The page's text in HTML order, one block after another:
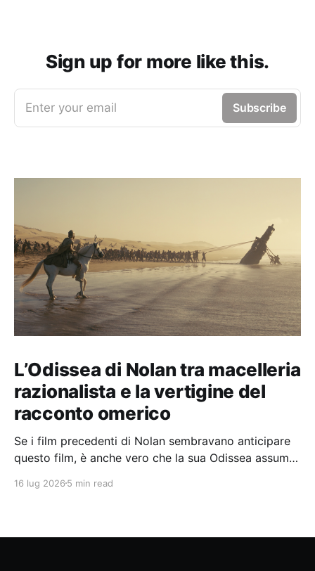
Sign up for more like this.
Enter your email Subscribe
L’Odissea di Nolan tra macelleria
razionalista e la vertigine del
racconto omerico
Se i film precedenti di Nolan sembravano anticipare
questo film, è anche vero che la sua Odissea assume
16 lug 2026 5 min read